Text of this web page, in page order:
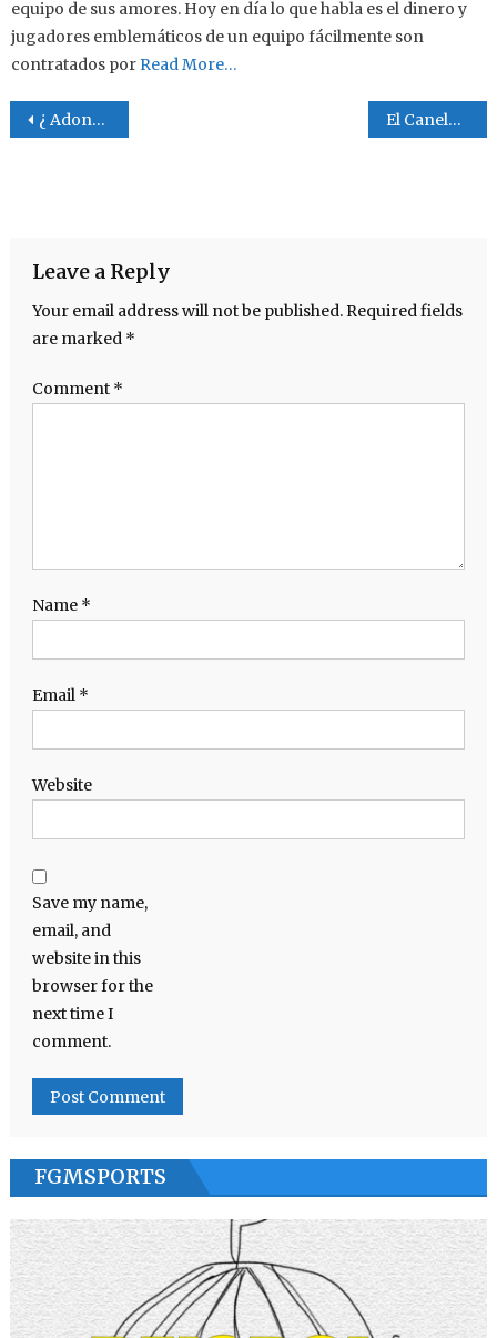
equipo de sus amores. Hoy en día lo que habla es el dinero y
jugadores emblemáticos de un equipo fácilmente son
contratados por Read More…
Post navigation
¿ Adonde vamos ? El Canelo de Cádiz .
Leave a Reply
Your email address will not be published. Required fields
are marked *
Comment *
Name *
Email *
Website
Save my name,
email, and
website in this
browser for the
next time I
comment.
FGMSPORTS